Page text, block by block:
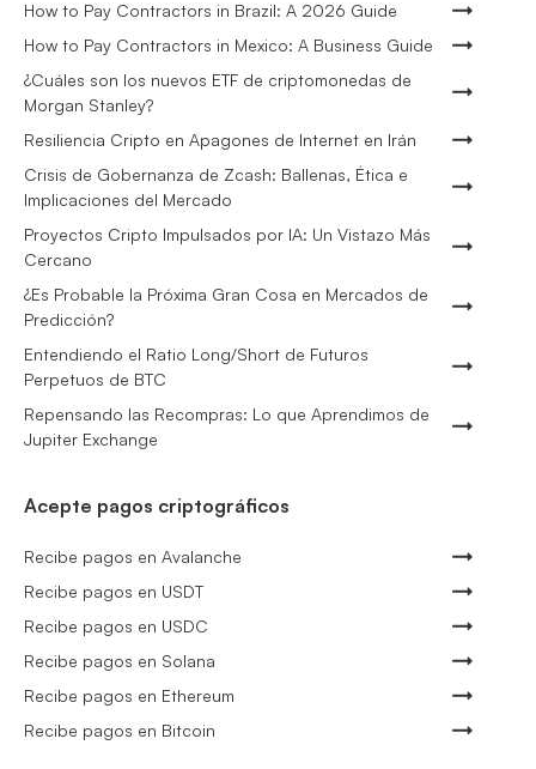
How to Pay Contractors in Brazil: A 2026 Guide
How to Pay Contractors in Mexico: A Business Guide
¿Cuáles son los nuevos ETF de criptomonedas de
Morgan Stanley?
Resiliencia Cripto en Apagones de Internet en Irán
Crisis de Gobernanza de Zcash: Ballenas, Ética e
Implicaciones del Mercado
Proyectos Cripto Impulsados por IA: Un Vistazo Más
Cercano
¿Es Probable la Próxima Gran Cosa en Mercados de
Predicción?
Entendiendo el Ratio Long/Short de Futuros
Perpetuos de BTC
Repensando las Recompras: Lo que Aprendimos de
Jupiter Exchange
Acepte pagos criptográficos
Recibe pagos en Avalanche
Recibe pagos en USDT
Recibe pagos en USDC
Recibe pagos en Solana
Recibe pagos en Ethereum
Recibe pagos en Bitcoin